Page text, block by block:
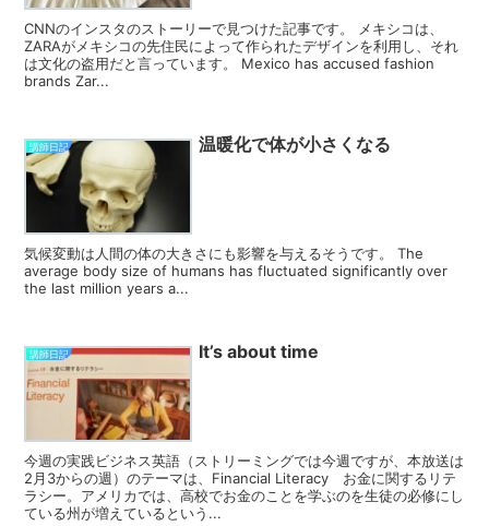
CNNのインスタのストーリーで見つけた記事です。 メキシコは、
ZARAがメキシコの先住民によって作られたデザインを利用し、それ
は文化の盗用だと言っています。 Mexico has accused fashion
brands Zar...
講師日記 温暖化で体が小さくなる
気候変動は人間の体の大きさにも影響を与えるそうです。 The
average body size of humans has fluctuated significantly over
the last million years a...
講師日記 It’s about time
今週の実践ビジネス英語（ストリーミングでは今週ですが、本放送は
2月3からの週）のテーマは、Financial Literacy お金に関するリテ
ラシー。アメリカでは、高校でお金のことを学ぶのを生徒の必修にし
ている州が増えているという...